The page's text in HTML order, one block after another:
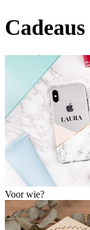
Cadeaus
Voor wie?